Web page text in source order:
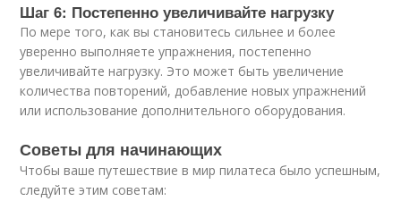
Шаг 6: Постепенно увеличивайте нагрузку
По мере того, как вы становитесь сильнее и более
уверенно выполняете упражнения, постепенно
увеличивайте нагрузку. Это может быть увеличение
количества повторений, добавление новых упражнений
или использование дополнительного оборудования.
Советы для начинающих
Чтобы ваше путешествие в мир пилатеса было успешным,
следуйте этим советам: